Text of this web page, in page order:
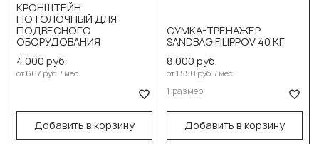
КРОНШТЕЙН
ПОТОЛОЧНЫЙ ДЛЯ
ПОДВЕСНОГО
ОБОРУДОВАНИЯ
4 000 руб.
от 667 руб. / мес.
Добавить в корзину
В корзину
СУМКА-ТРЕНАЖЕР
SANDBAG FILIPPOV 40 КГ
8 000 руб.
от 1 550 руб. / мес.
1 размер
Добавить в корзину
Выберите размер:
60см/22см/20кг
В корзину